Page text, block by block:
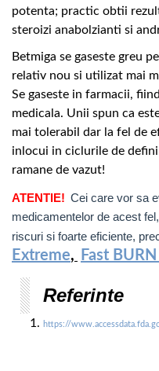
potenta; practic obtii
steroizi anabolzianti si
Betmiga se gaseste greu
relativ nou si utilizat mai
Se gaseste in farmacii,
medicala. Unii spun ca
mai tolerabil dar la fel de
inlocui in ciclurile de
ramane de vazut!
ATENTIE! Cei care vor sa
medicamentelor de acest
riscuri si foarte eficiente,
Extreme, Fast
Referinte
https://